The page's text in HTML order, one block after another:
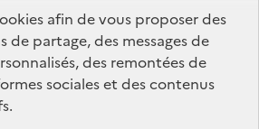
afin de vous proposer des
de partage, des messages de
des remontées de
sociales et des contenus
info.gouv.fr
data.gouv.fr